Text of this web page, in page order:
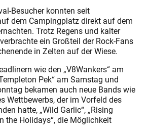
Besucher konnten seit
dem Campingplatz direkt auf dem
Trotz Regens und kalter
ein Großteil der Rock-Fans
in Zelten auf der Wiese.
wie den „V8Wankers“ am
Pek“ am Samstag und
bekamen auch neue Bands wie
Wettbewerbs, der im Vorfeld des
hatte, „Wild Garlic“, „Rising
the Holidays“, die Möglichkeit